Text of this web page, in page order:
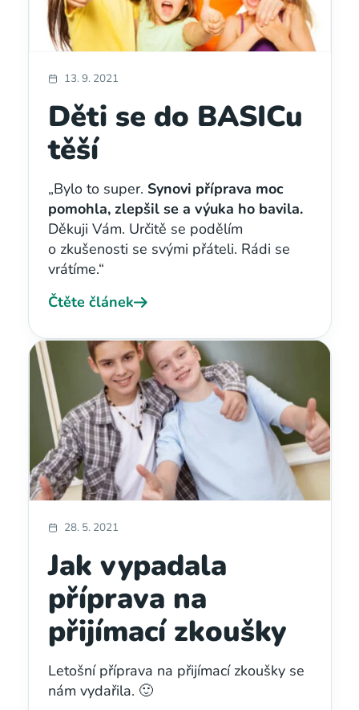
13. 9. 2021
Děti se do BASICu
těší
„Bylo to super. Synovi příprava moc
pomohla, zlepšil se a výuka ho bavila.
Děkuji Vám. Určitě se podělím
o zkušenosti se svými přáteli. Rádi se
vrátíme.“
Čtěte článek
28. 5. 2021
Jak vypadala
příprava na
přijímací zkoušky
Letošní příprava na přijímací zkoušky se
nám vydařila. 🙂